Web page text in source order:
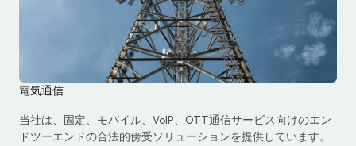
電気通信
当社は、固定、モバイル、VoIP、OTT通信サービス向けのエン
ドツーエンドの合法的傍受ソリューションを提供しています。